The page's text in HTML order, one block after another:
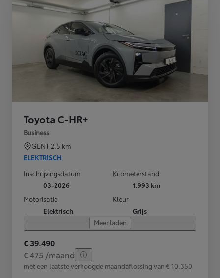
Toyota C-HR+
Business
GENT 2,5 km
ELEKTRISCH
Inschrijvingsdatum
03-2026
Kilometerstand
1.993 km
Motorisatie
Elektrisch
Kleur
Grijs
Meer laden
€ 39.490
€ 475 /maand
met een laatste verhoogde maandaflossing van € 10.350